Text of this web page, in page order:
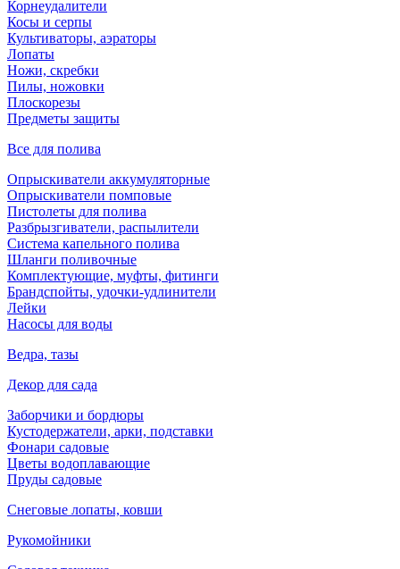
Корнеудалители
Косы и серпы
Культиваторы, аэраторы
Лопаты
Ножи, скребки
Пилы, ножовки
Плоскорезы
Предметы защиты
Все для полива
Опрыскиватели аккумуляторные
Опрыскиватели помповые
Пистолеты для полива
Разбрызгиватели, распылители
Система капельного полива
Шланги поливочные
Комплектующие, муфты, фитинги
Брандспойты, удочки-удлинители
Лейки
Насосы для воды
Ведра, тазы
Декор для сада
Заборчики и бордюры
Кустодержатели, арки, подставки
Фонари садовые
Цветы водоплавающие
Пруды садовые
Снеговые лопаты, ковши
Рукомойники